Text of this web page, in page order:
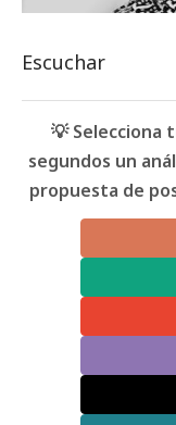
Escuchar
💡 Selecciona
segundos un
propuesta de